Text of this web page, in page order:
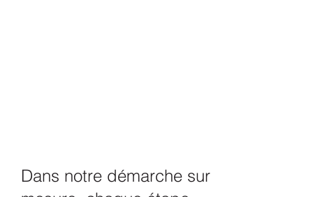
Dans notre démarche sur